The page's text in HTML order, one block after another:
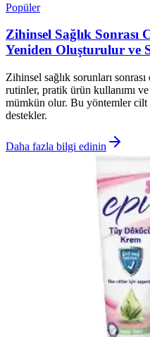
Popüler
Zihinsel Sağlık Sonrası
Yeniden Oluşturulur ve
Zihinsel sağlık sorunları
rutinler, pratik ürün kullanımı
mümkün olur. Bu yöntemler cilt
destekler.
Daha fazla bilgi edinin